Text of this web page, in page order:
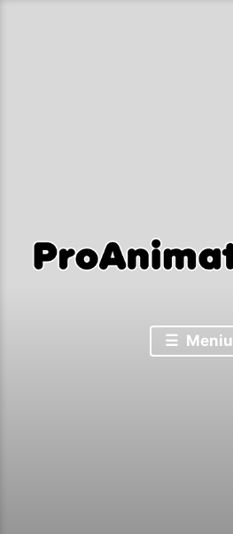
Proanimatie
Meniu